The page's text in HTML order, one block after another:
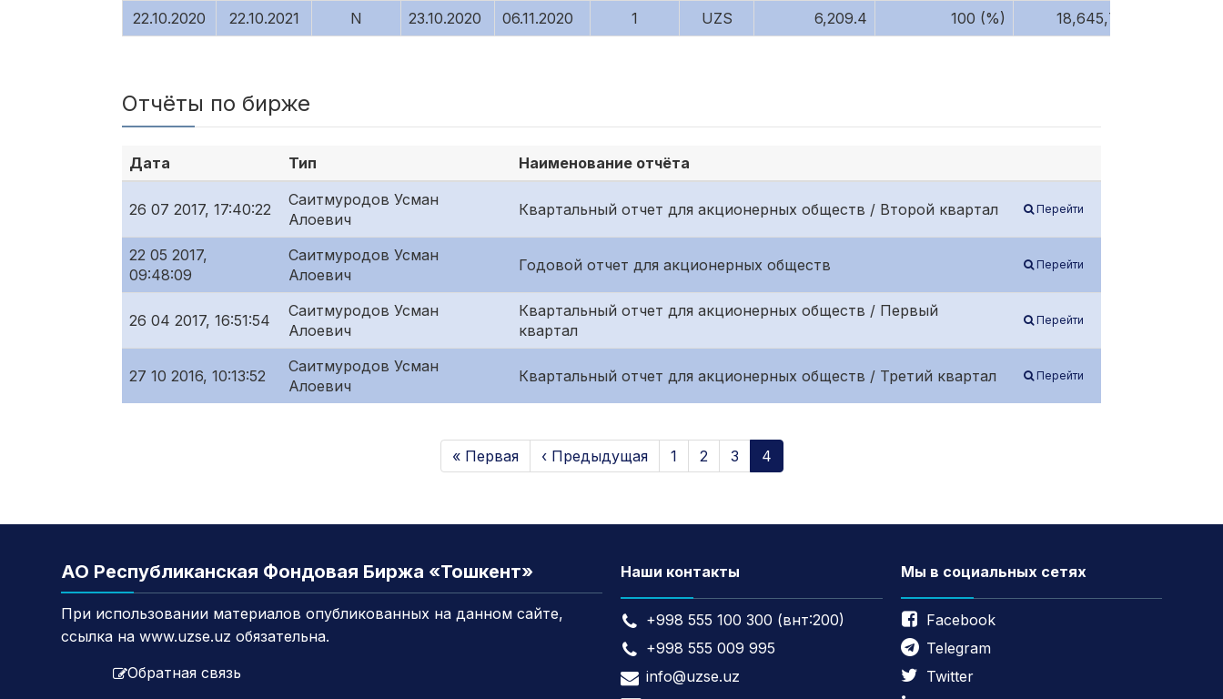
22.10.2020
22.10.2021 N 23.10.2020 06.11.2020 1 UZS 6,209.4 100 (%) 18,645,786
Отчёты по бирже
Дата Тип Наименование отчёта
26 07 2017, 17:40:22
Саитмуродов Усман
Алоевич
Квартальный отчет для акционерных обществ / Второй квартал Перейти
22 05 2017,
09:48:09
Саитмуродов Усман
Алоевич
Годовой отчет для акционерных обществ Перейти
26 04 2017, 16:51:54
Саитмуродов Усман
Алоевич
Квартальный отчет для акционерных обществ / Первый
квартал
Перейти
27 10 2016, 10:13:52
Саитмуродов Усман
Алоевич
Квартальный отчет для акционерных обществ / Третий квартал Перейти
« Первая ‹ Предыдущая 1 2 3 4
АО Республиканская Фондовая Биржа «Тошкент»
При использовании материалов опубликованных на данном сайте,
ссылка на www.uzse.uz обязательна.
Обратная связь
Наши контакты
+998 555 100 300 (внт:200)
+998 555 009 995
info@uzse.uz
Мы в социальных сетях
Facebook
Telegram
Twitter